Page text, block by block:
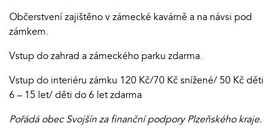
Občerstvení zajištěno v zámecké kavárně a na návsi pod
zámkem.
Vstup do zahrad a zámeckého parku zdarma.
Vstup do interiéru zámku 120 Kč/70 Kč snížené/ 50 Kč děti
6 – 15 let/ děti do 6 let zdarma
Pořádá obec Svojšín za finanční podpory Plzeňského kraje.